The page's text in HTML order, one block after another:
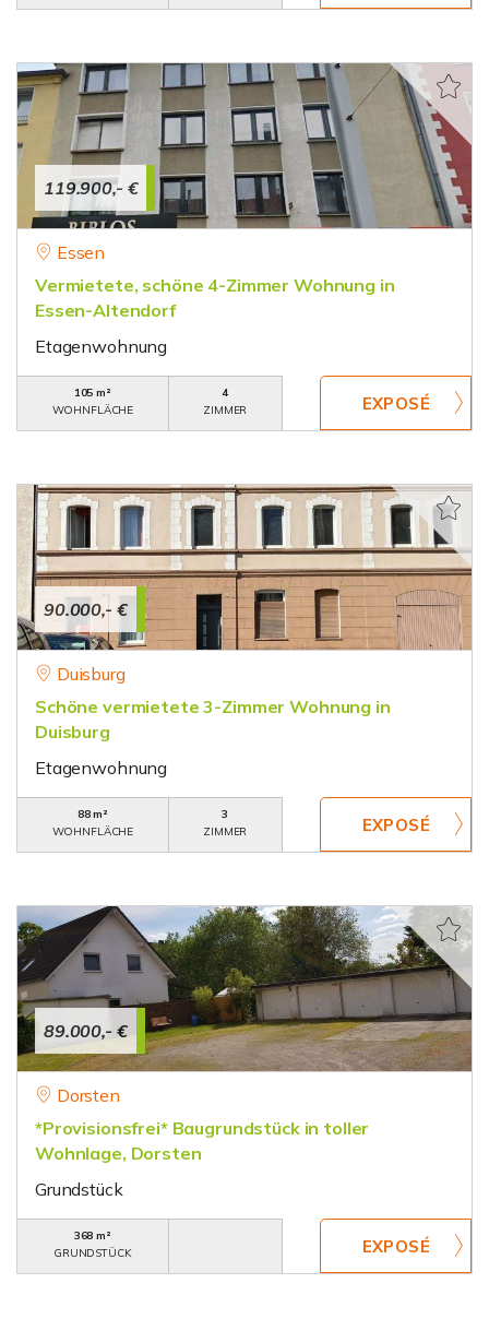
119.900,- €
Essen
Vermietete, schöne 4-Zimmer Wohnung in
Essen-Altendorf
Etagenwohnung
105 m²
WOHNFLÄCHE
4
ZIMMER
90.000,- €
Duisburg
Schöne vermietete 3-Zimmer Wohnung in
Duisburg
Etagenwohnung
88 m²
WOHNFLÄCHE
3
ZIMMER
89.000,- €
Dorsten
*Provisionsfrei* Baugrundstück in toller
Wohnlage, Dorsten
Grundstück
368 m²
GRUNDSTÜCK